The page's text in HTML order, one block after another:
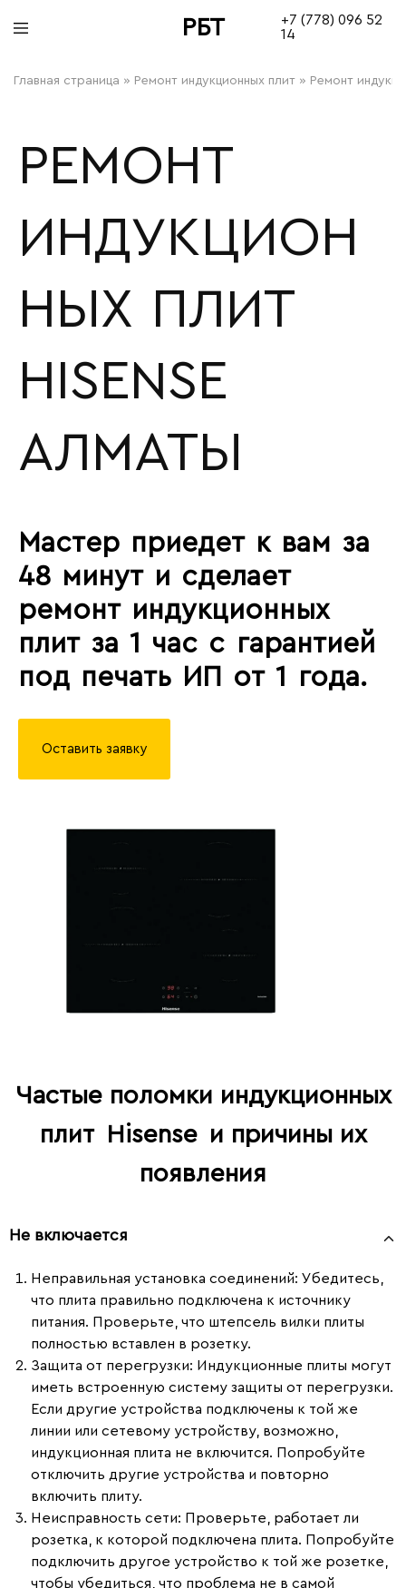
РБТ
+7 (778) 096 52
14
Главная страница » Ремонт индукционных плит » Ремонт
РЕМОНТ
ИНДУКЦИОН
НЫХ ПЛИТ
HISENSE
АЛМАТЫ
Мастер приедет к вам за
48 минут и сделает
ремонт индукционных
плит за 1 час с гарантией
под печать ИП от 1 года.
Оставить заявку
Частые поломки индукционных
плит
Hisense и причины их
появления
Не включается
Неправильная установка соединений: Убедитесь,
что плита правильно подключена к источнику
питания. Проверьте, что штепсель вилки плиты
полностью вставлен в розетку.
Защита от перегрузки: Индукционные плиты могут
иметь встроенную систему защиты от перегрузки.
Если другие устройства подключены к той же
линии или сетевому устройству, возможно,
индукционная плита не включится. Попробуйте
отключить другие устройства и повторно
включить плиту.
Неисправность сети: Проверьте, работает ли
розетка, к которой подключена плита. Попробуйте
подключить другое устройство к той же розетке,
чтобы убедиться, что проблема не в самой